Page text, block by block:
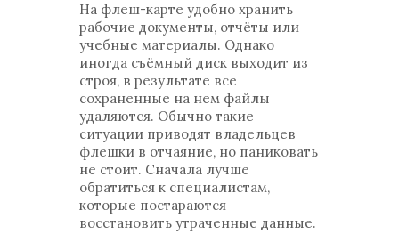
На флеш-карте удобно хранить
рабочие документы, отчёты или
учебные материалы. Однако
иногда съёмный диск выходит из
строя, в результате все
сохраненные на нем файлы
удаляются. Обычно такие
ситуации приводят владельцев
флешки в отчаяние, но паниковать
не стоит. Сначала лучше
обратиться к специалистам,
которые постараются
восстановить утраченные данные.